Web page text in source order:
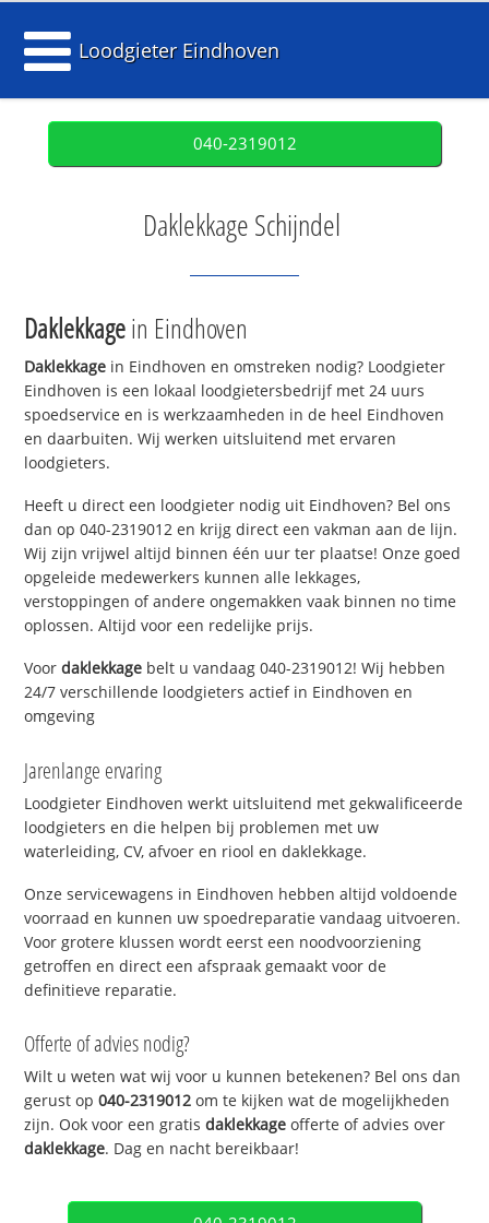
Loodgieter Eindhoven
040-2319012
Daklekkage Schijndel
Daklekkagein Eindhoven
Daklekkage in Eindhoven en omstreken nodig? Loodgieter
Eindhoven is een lokaal loodgietersbedrijf met 24 uurs
spoedservice en is werkzaamheden in de heel Eindhoven
en daarbuiten. Wij werken uitsluitend met ervaren
loodgieters.
Heeft u direct een loodgieter nodig uit Eindhoven? Bel ons
dan op 040-2319012 en krijg direct een vakman aan de lijn.
Wij zijn vrijwel altijd binnen één uur ter plaatse! Onze goed
opgeleide medewerkers kunnen alle lekkages,
verstoppingen of andere ongemakken vaak binnen no time
oplossen. Altijd voor een redelijke prijs.
Voordaklekkage belt u vandaag 040-2319012! Wij hebben
24/7 verschillende loodgieters actief in Eindhoven en
omgeving
Jarenlange ervaring
Loodgieter Eindhoven werkt uitsluitend met gekwalificeerde
loodgieters en die helpen bij problemen met uw
waterleiding, CV, afvoer en riool en daklekkage.
Onze servicewagens in Eindhoven hebben altijd voldoende
voorraad en kunnen uw spoedreparatie vandaag uitvoeren.
Voor grotere klussen wordt eerst een noodvoorziening
getroffen en direct een afspraak gemaakt voor de
definitieve reparatie.
Offerte of advies nodig?
Wilt u weten wat wij voor u kunnen betekenen? Bel ons dan
gerust op040-2319012 om te kijken wat de mogelijkheden
zijn. Ook voor een gratisdaklekkage offerte of advies over
daklekkage. Dag en nacht bereikbaar!